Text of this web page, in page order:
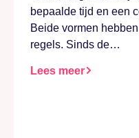
bepaalde tijd en een
Beide vormen
regels. Sinds de…
Lees meer